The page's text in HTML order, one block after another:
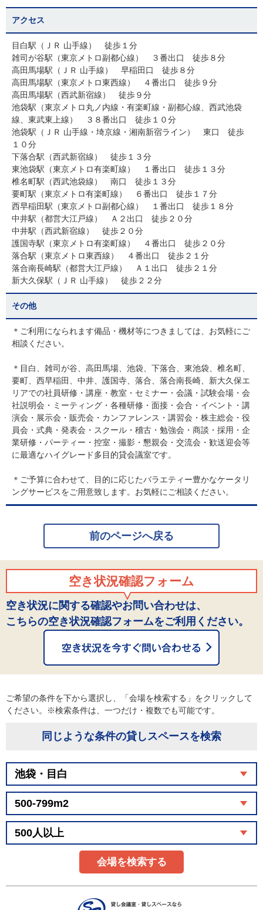
アクセス
目白駅（ＪＲ 山手線） 徒歩１分
雑司が谷駅（東京メトロ副都心線） ３番出口 徒歩８分
高田馬場駅（ＪＲ 山手線） 早稲田口 徒歩８分
高田馬場駅（東京メトロ東西線） ４番出口 徒歩９分
高田馬場駅（西武新宿線） 徒歩９分
池袋駅（東京メトロ丸ノ内線・有楽町線・副都心線、西武池袋
線、東武東上線） ３８番出口 徒歩１０分
池袋駅（ＪＲ 山手線・埼京線・湘南新宿ライン） 東口 徒歩
１０分
下落合駅（西武新宿線） 徒歩１３分
東池袋駅（東京メトロ有楽町線） １番出口 徒歩１３分
椎名町駅（西武池袋線） 南口 徒歩１３分
要町駅（東京メトロ有楽町線） ６番出口 徒歩１７分
西早稲田駅（東京メトロ副都心線） １番出口 徒歩１８分
中井駅（都営大江戸線） Ａ２出口 徒歩２０分
中井駅（西武新宿線） 徒歩２０分
護国寺駅（東京メトロ有楽町線） ４番出口 徒歩２０分
落合駅（東京メトロ東西線） ４番出口 徒歩２１分
落合南長崎駅（都営大江戸線） Ａ１出口 徒歩２１分
新大久保駅（ＪＲ 山手線） 徒歩２２分
その他
＊ご利用になられます備品・機材等につきましては、お気軽にご
相談ください。
＊目白、雑司が谷、高田馬場、池袋、下落合、東池袋、椎名町、
要町、西早稲田、中井、護国寺、落合、落合南長崎、新大久保エ
リアでの社員研修・講座・教室・セミナー・会議・試験会場・会
社説明会・ミーティング・各種研修・面接・会合・イベント・講
演会・展示会・販売会・カンファレンス・講習会・株主総会・役
員会・式典・発表会・スクール・稽古・勉強会・商談・採用・企
業研修・パーティー・控室・撮影・懇親会・交流会・歓送迎会等
に最適なハイグレード多目的貸会議室です。
＊ご予算に合わせて、目的に応じたバラエティー豊かなケータリ
ングサービスをご用意致します。お気軽にご相談ください。
前のページへ戻る
空き状況確認フォーム
空き状況に関する確認やお問い合わせは、
こちらの空き状況確認フォームをご利用ください。
ご希望の条件を下から選択し、「会場を検索する」をクリックして
ください。※検索条件は、一つだけ・複数でも可能です。
同じような条件の貸しスペースを検索
会場を検索する